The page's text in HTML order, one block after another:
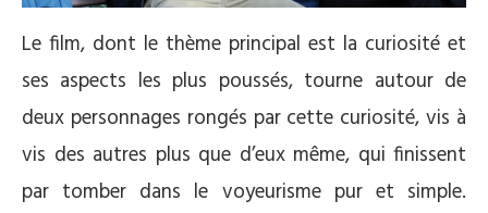
Le film, dont le thème principal est la curiosité et
ses aspects les plus poussés, tourne autour de
deux personnages rongés par cette curiosité, vis à
vis des autres plus que d’eux même, qui finissent
par tomber dans le voyeurisme pur et simple.